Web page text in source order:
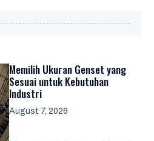
Memilih Ukuran Genset yang
Sesuai untuk Kebutuhan
Industri
August 7, 2026